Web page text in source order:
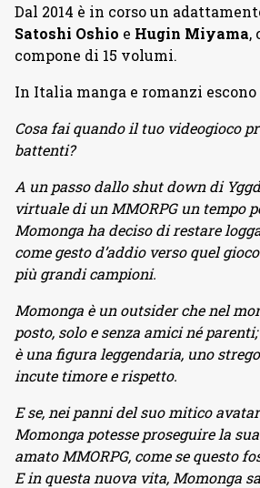
Dal 2014 è in corso un
Satoshi Oshio e Hugin Miyama,
compone di 15 volumi.
In Italia manga e romanzi escono
Cosa fai quando il tuo videogioco
battenti?
A un passo dallo shut down di
virtuale di un MMORPG un tempo
Momonga ha deciso di restare
come gesto d’addio verso quel
più grandi campioni.
Momonga è un outsider che nel
posto, solo e senza amici né
è una figura leggendaria, uno
incute timore e rispetto.
E se, nei panni del suo mitico
Momonga potesse proseguire la
amato MMORPG, come se questo
E in questa nuova vita, Momonga